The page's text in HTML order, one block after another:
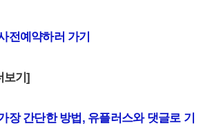
전예약하러 가기
보기]
장 간단한 방법, 유플러스와 댓글로 기